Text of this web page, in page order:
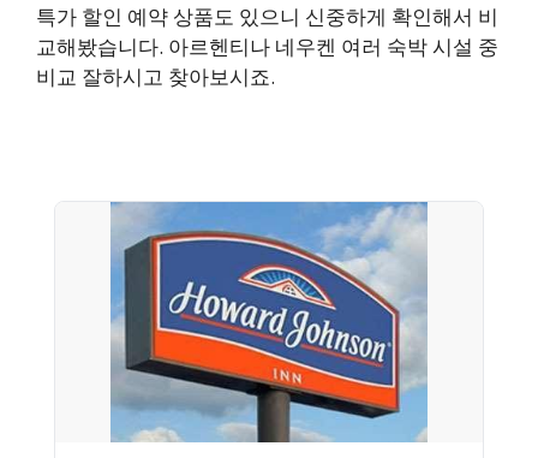
특가 할인 예약 상품도 있으니 신중하게 확인해서 비
교해봤습니다. 아르헨티나 네우켄 여러 숙박 시설 중
비교 잘하시고 찾아보시죠.